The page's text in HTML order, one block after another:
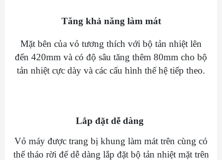
Tăng khả năng làm mát
Mặt bên của vỏ tương thích với bộ tản nhiệt lên
đến 420mm và có độ sâu tăng thêm 80mm cho bộ
tản nhiệt cực dày và các cấu hình thế hệ tiếp theo.
Lắp đặt dễ dàng
Vỏ máy được trang bị khung làm mát trên cùng có
thể tháo rời để dễ dàng lắp đặt bộ tản nhiệt mặt trên